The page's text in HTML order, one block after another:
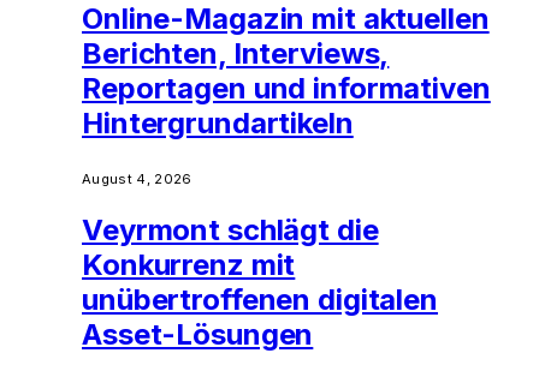
Online-Magazin mit aktuellen
Berichten, Interviews,
Reportagen und informativen
Hintergrundartikeln
August 4, 2026
Veyrmont schlägt die
Konkurrenz mit
unübertroffenen digitalen
Asset-Lösungen